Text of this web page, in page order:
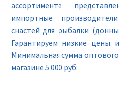
ассортименте
импортные
снастей для рыбалки
Гарантируем низкие цены
Минимальная сумма
магазине 5 000 руб.